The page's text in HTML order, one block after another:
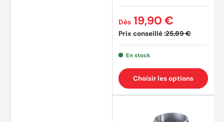
Prix conseillé :25,89 €
Dès 19,90 €
En stock
Choisir les options